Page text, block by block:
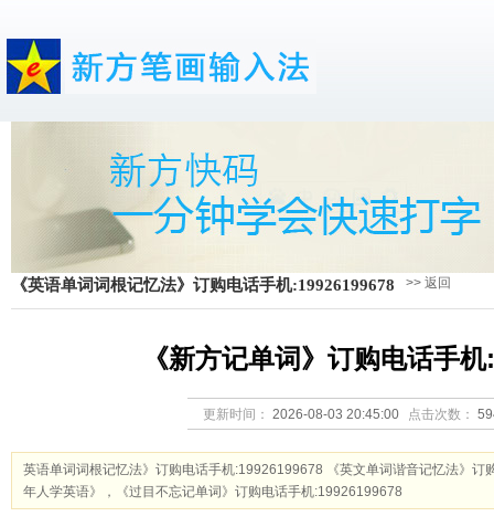
《英语单词词根记忆法》订购电话手机:19926199678 >> 返回
《新方记单词》订购电话手
更新时间： 2026-08-03 20:45:00 点击次数：
英语单词词根记忆法》订购电话手机:19926199678 《英文单词谐音记忆法》
年人学英语》，《过目不忘记单词》订购电话手机:19926199678